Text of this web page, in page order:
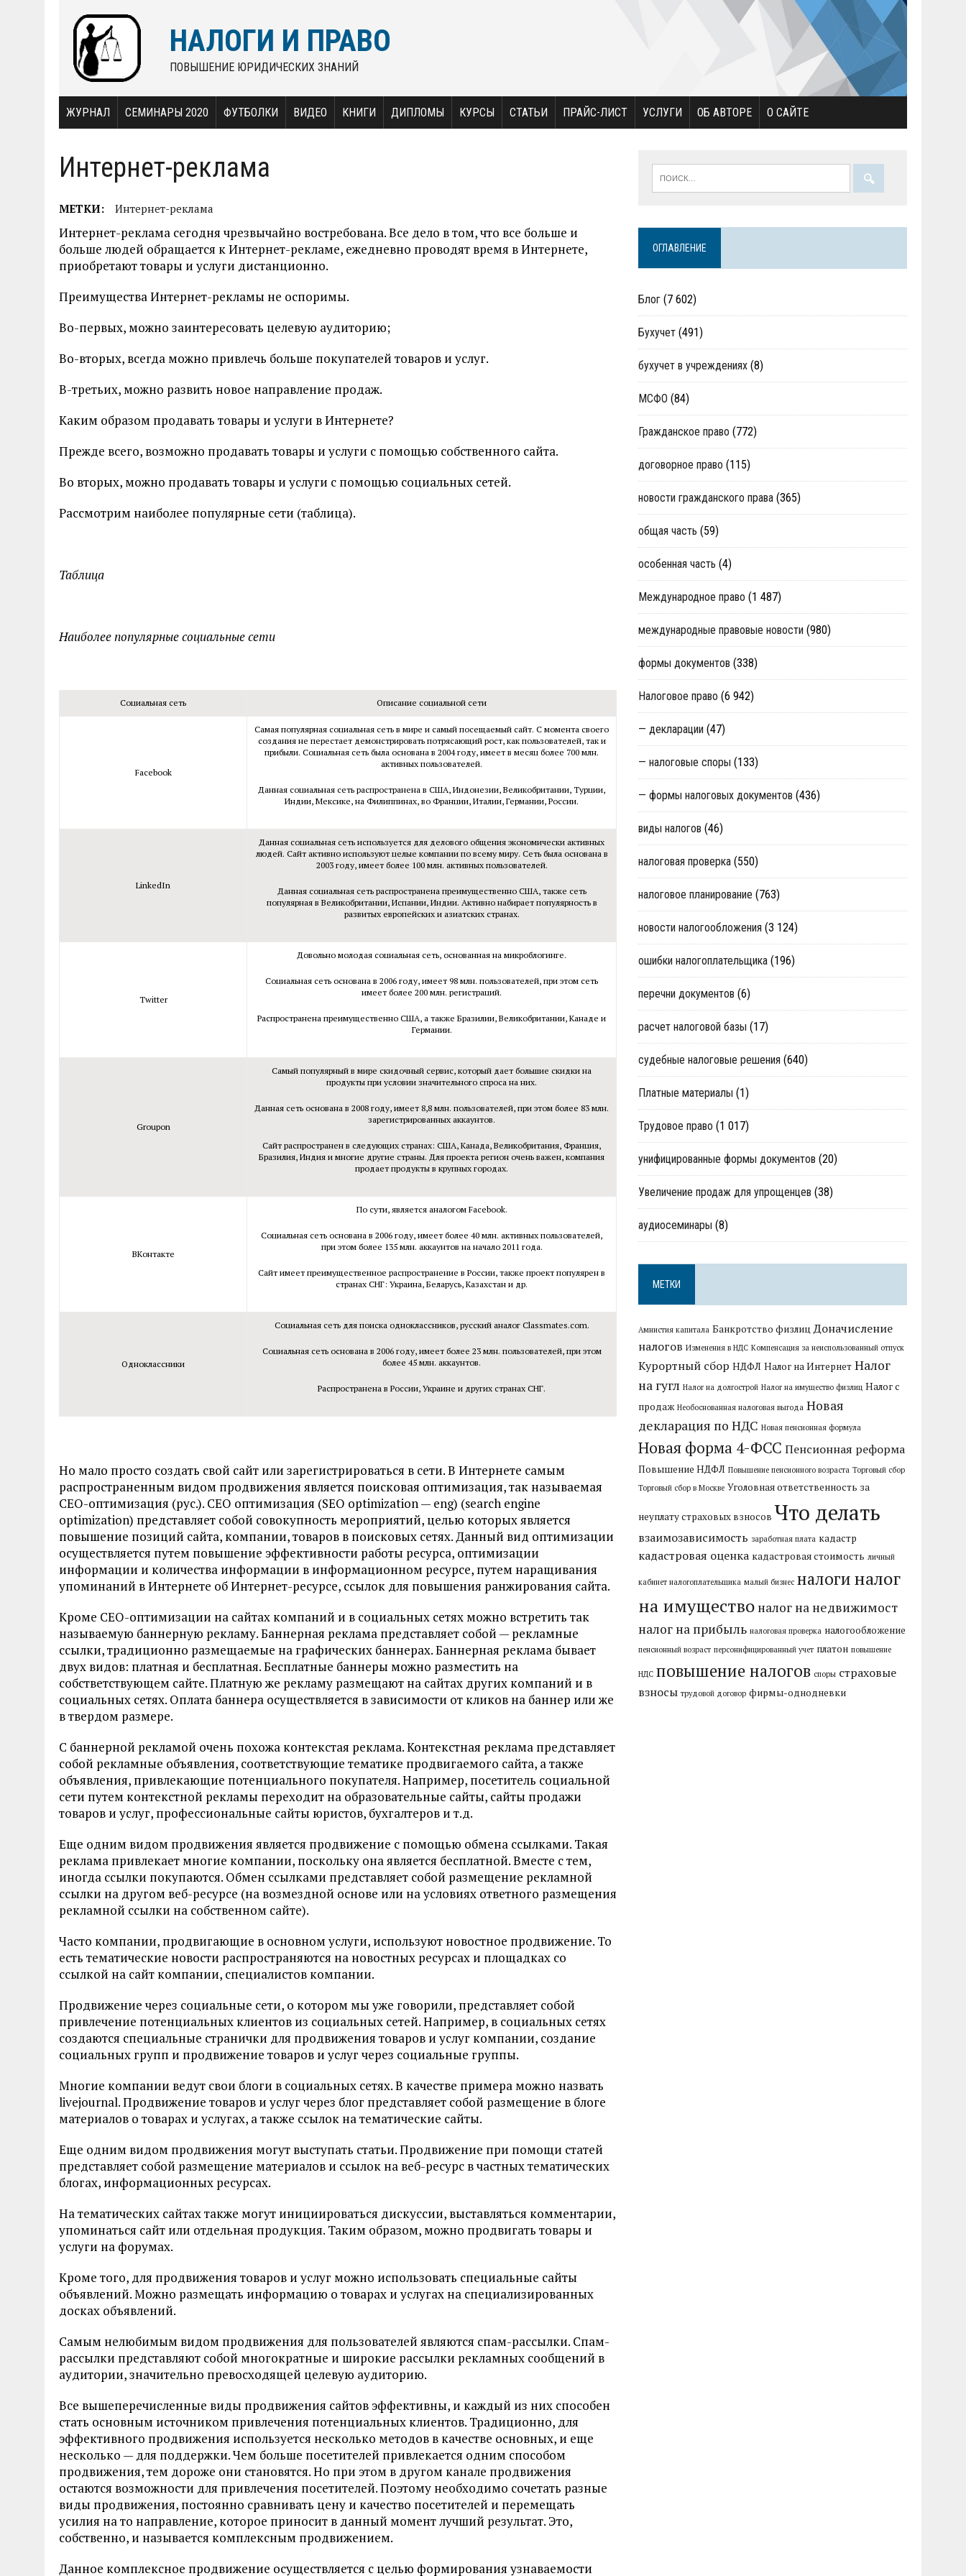
НАЛОГИ И ПРАВО
ПОВЫШЕНИЕ ЮРИДИЧЕСКИХ ЗНАНИЙ
ЖУРНАЛ СЕМИНАРЫ 2020 ФУТБОЛКИ ВИДЕО КНИГИ ДИПЛОМЫ КУРСЫ СТАТЬИ ПРАЙС-ЛИСТ УСЛУГИ ОБ АВТОРЕ О САЙТЕ
Интернет-реклама
МЕТКИ: Интернет-реклама
Интернет-реклама сегодня чрезвычайно востребована. Все дело в том, что все больше и
больше людей обращается к Интернет-рекламе, ежедневно проводят время в Интернете,
приобретают товары и услуги дистанционно.
Преимущества Интернет-рекламы не оспоримы.
Во-первых, можно заинтересовать целевую аудиторию;
Во-вторых, всегда можно привлечь больше покупателей товаров и услуг.
В-третьих, можно развить новое направление продаж.
Каким образом продавать товары и услуги в Интернете?
Прежде всего, возможно продавать товары и услуги с помощью собственного сайта.
Во вторых, можно продавать товары и услуги с помощью социальных сетей.
Рассмотрим наиболее популярные сети (таблица).
Таблица
Наиболее популярные социальные сети
Социальная сеть Описание социальной сети
Facebook
Самая популярная социальная сеть в мире и самый посещаемый сайт. С момента своего
создания не перестает демонстрировать потрясающий рост, как пользователей, так и
прибыли. Социальная сеть была основана в 2004 году, имеет в месяц более 700 млн.
активных пользователей.
Данная социальная сеть распространена в США, Индонезии, Великобритании, Турции,
Индии, Мексике, на Филиппинах, во Франции, Италии, Германии, России.
LinkedIn
Данная социальная сеть используется для делового общения экономически активных
людей. Сайт активно используют целые компании по всему миру. Сеть была основана в
2003 году, имеет более 100 млн. активных пользователей.
Данная социальная сеть распространена преимущественно США, также сеть
популярная в Великобритании, Испании, Индии. Активно набирает популярность в
развитых европейских и азиатских странах.
Twitter
Довольно молодая социальная сеть, основанная на микроблогинге.
Социальная сеть основана в 2006 году, имеет 98 млн. пользователей, при этом сеть
имеет более 200 млн. регистраций.
Распространена преимущественно США, а также Бразилии, Великобритании, Канаде и
Германии.
Groupon
Самый популярный в мире скидочный сервис, который дает большие скидки на
продукты при условии значительного спроса на них.
Данная сеть основана в 2008 году, имеет 8,8 млн. пользователей, при этом более 83 млн.
зарегистрированных аккаунтов.
Сайт распространен в следующих странах: США, Канада, Великобритания, Франция,
Бразилия, Индия и многие другие страны. Для проекта регион очень важен, компания
продает продукты в крупных городах.
ВКонтакте
По сути, является аналогом Facebook.
Социальная сеть основана в 2006 году, имеет более 40 млн. активных пользователей,
при этом более 135 млн. аккаунтов на начало 2011 года.
Сайт имеет преимущественное распространение в России, также проект популярен в
странах СНГ: Украина, Беларусь, Казахстан и др.
Одноклассники
Социальная сеть для поиска одноклассников, русский аналог Classmates.com.
Социальная сеть основана в 2006 году, имеет более 23 млн. пользователей, при этом
более 45 млн. аккаунтов.
Распространена в России, Украине и других странах СНГ.
Но мало просто создать свой сайт или зарегистрироваться в сети. В Интернете самым
распространенным видом продвижения является поисковая оптимизация, так называемая
СЕО-оптимизация (рус.). СЕО оптимизация (SEO optimization — eng) (search engine
optimization) представляет собой совокупность мероприятий, целью которых является
повышение позиций сайта, компании, товаров в поисковых сетях. Данный вид оптимизации
осуществляется путем повышение эффективности работы ресурса, оптимизации
информации и количества информации в информационном ресурсе, путем наращивания
упоминаний в Интернете об Интернет-ресурсе, ссылок для повышения ранжирования сайта.
Кроме СЕО-оптимизации на сайтах компаний и в социальных сетях можно встретить так
называемую баннерную рекламу. Баннерная реклама представляет собой — рекламные
ссылки, традиционно размещаемые на графических баннерах. Баннерная реклама бывает
двух видов: платная и бесплатная. Бесплатные баннеры можно разместить на
собстветствующем сайте. Платную же рекламу размещают на сайтах других компаний и в
социальных сетях. Оплата баннера осуществляется в зависимости от кликов на баннер или же
в твердом размере.
С баннерной рекламой очень похожа контекстая реклама. Контекстная реклама представляет
собой рекламные объявления, соответствующие тематике продвигаемого сайта, а также
объявления, привлекающие потенциального покупателя. Например, посетитель социальной
сети путем контекстной рекламы переходит на образовательные сайты, сайты продажи
товаров и услуг, профессиональные сайты юристов, бухгалтеров и т.д.
Еще одним видом продвижения является продвижение с помощью обмена ссылками. Такая
реклама привлекает многие компании, поскольку она является бесплатной. Вместе с тем,
иногда ссылки покупаются. Обмен ссылками представляет собой размещение рекламной
ссылки на другом веб-ресурсе (на возмездной основе или на условиях ответного размещения
рекламной ссылки на собственном сайте).
Часто компании, продвигающие в основном услуги, используют новостное продвижение. То
есть тематические новости распространяются на новостных ресурсах и площадках со
ссылкой на сайт компании, специалистов компании.
Продвижение через социальные сети, о котором мы уже говорили, представляет собой
привлечение потенциальных клиентов из социальных сетей. Например, в социальных сетях
создаются специальные странички для продвижения товаров и услуг компании, создание
социальных групп и продвижение товаров и услуг через социальные группы.
Многие компании ведут свои блоги в социальных сетях. В качестве примера можно назвать
livejournal. Продвижение товаров и услуг через блог представляет собой размещение в блоге
материалов о товарах и услугах, а также ссылок на тематические сайты.
Еще одним видом продвижения могут выступать статьи. Продвижение при помощи статей
представляет собой размещение материалов и ссылок на веб-ресурс в частных тематических
блогах, информационных ресурсах.
На тематических сайтах также могут инициироваться дискуссии, выставляться комментарии,
упоминаться сайт или отдельная продукция. Таким образом, можно продвигать товары и
услуги на форумах.
Кроме того, для продвижения товаров и услуг можно использовать специальные сайты
объявлений. Можно размещать информацию о товарах и услугах на специализированных
досках объявлений.
Самым нелюбимым видом продвижения для пользователей являются спам-рассылки. Спам-
рассылки представляют собой многократные и широкие рассылки рекламных сообщений в
аудитории, значительно превосходящей целевую аудиторию.
Все вышеперечисленные виды продвижения сайтов эффективны, и каждый из них способен
стать основным источником привлечения потенциальных клиентов. Традиционно, для
эффективного продвижения используется несколько методов в качестве основных, и еще
несколько — для поддержки. Чем больше посетителей привлекается одним способом
продвижения, тем дороже они становятся. Но при этом в другом канале продвижения
остаются возможности для привлечения посетителей. Поэтому необходимо сочетать разные
виды продвижения, постоянно сравнивать цену и качество посетителей и перемещать
усилия на то направление, которое приносит в данный момент лучший результат. Это,
собственно, и называется комплексным продвижением.
Данное комплексное продвижение осуществляется с целью формирования узнаваемости
ОГЛАВЛЕНИЕ
Блог (7 602)
Бухучет (491)
бухучет в учреждениях (8)
МСФО (84)
Гражданское право (772)
договорное право (115)
новости гражданского права (365)
общая часть (59)
особенная часть (4)
Международное право (1 487)
международные правовые новости (980)
формы документов (338)
Налоговое право (6 942)
— декларации (47)
— налоговые споры (133)
— формы налоговых документов (436)
виды налогов (46)
налоговая проверка (550)
налоговое планирование (763)
новости налогообложения (3 124)
ошибки налогоплательщика (196)
перечни документов (6)
расчет налоговой базы (17)
судебные налоговые решения (640)
Платные материалы (1)
Трудовое право (1 017)
унифицированные формы документов (20)
Увеличение продаж для упрощенцев (38)
аудиосеминары (8)
МЕТКИ
Амнистия капитала Банкротство физлиц Доначисление
налогов Изменения в НДС Компенсация за неиспользованный отпуск
Курортный сбор НДФЛ Налог на Интернет Налог
на гугл Налог на долгострой Налог на имущество физлиц Налог с
продаж Необоснованная налоговая выгода Новая
декларация по НДС Новая пенсионная формула
Новая форма 4-ФСС Пенсионная реформа
Повышение НДФЛ Повышение пенсионного возраста Торговый сбор
Торговый сбор в Москве Уголовная ответственность за
неуплату страховых взносов Что делать
взаимозависимость заработная плата кадастр
кадастровая оценка кадастровая стоимость личный
кабинет налогоплательщика малый бизнес налоги налог
на имущество налог на недвижимост
налог на прибыль налоговая проверка налогообложение
пенсионный возраст персонифицированный учет платон повышение
НДС повышение налогов споры страховые
взносы трудовой договор фирмы-однодневки